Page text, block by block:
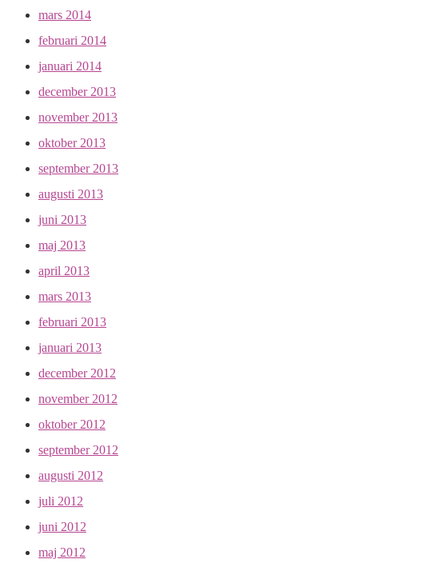
mars 2014
februari 2014
januari 2014
december 2013
november 2013
oktober 2013
september 2013
augusti 2013
juni 2013
maj 2013
april 2013
mars 2013
februari 2013
januari 2013
december 2012
november 2012
oktober 2012
september 2012
augusti 2012
juli 2012
juni 2012
maj 2012